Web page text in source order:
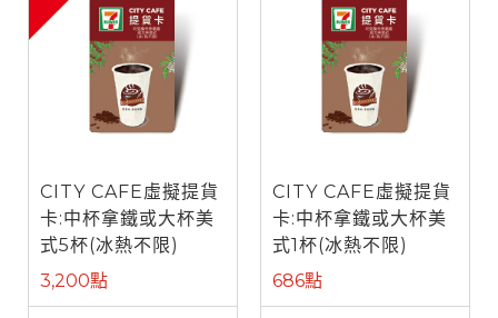
CITY CAFE虛擬提貨
卡:中杯拿鐵或大杯美
式5杯(冰熱不限)
3,200點
CITY CAFE虛擬提貨
卡:中杯拿鐵或大杯美
式1杯(冰熱不限)
686點